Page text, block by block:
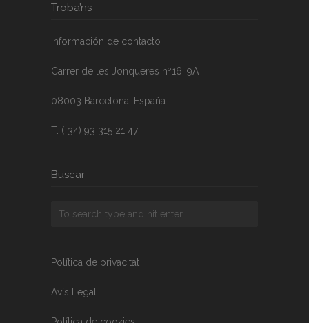
Troba’ns
Información de contacto
Carrer de les Jonqueres nº16, 9A
08003 Barcelona, España
T. (+34) 93 315 21 47
Buscar
Política de privacitat
Avís Legal